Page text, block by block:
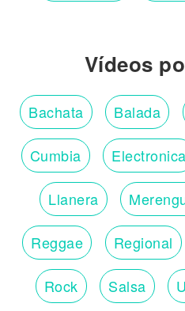
Vídeos
Bachata Balada
Cumbia Electronica
Llanera
Reggae Regional
Rock Salsa